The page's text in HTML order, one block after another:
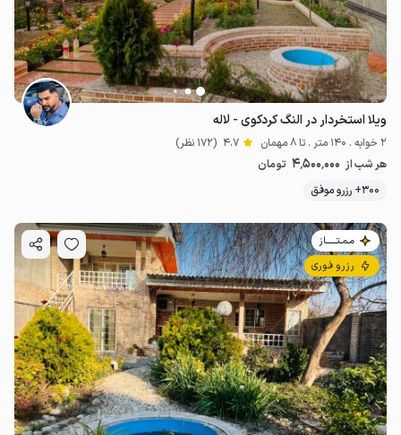
ویلا استخردار در النگ کردکوی - لاله
2 خوابه . 140 متر . تا 8 مهمان 4.7 (172 نظر)
هر شب از 4٬500٬000 تومان
300+ رزرو موفق
مـمـتــــــاز
رزرو فوری